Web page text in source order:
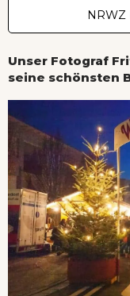
Unser Fotograf
seine schönsten